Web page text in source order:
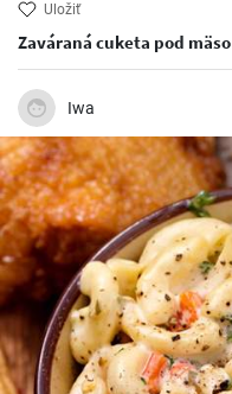
Uložiť
Zaváraná cuketa pod mäso
Iwa